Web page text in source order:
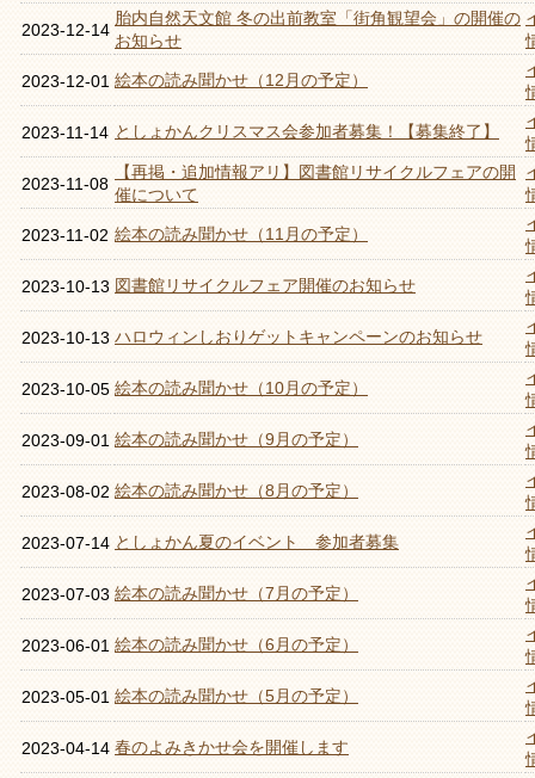
2023-12-14
胎内自然天文館 冬の出前教室「街角観望会」の開催の
お知らせ
2023-12-01 絵本の読み聞かせ（12月の予定）
2023-11-14 としょかんクリスマス会参加者募集！【募集終了】
2023-11-08
【再掲・追加情報アリ】図書館リサイクルフェアの開
催について
2023-11-02 絵本の読み聞かせ（11月の予定）
2023-10-13 図書館リサイクルフェア開催のお知らせ
2023-10-13 ハロウィンしおりゲットキャンペーンのお知らせ
2023-10-05 絵本の読み聞かせ（10月の予定）
2023-09-01 絵本の読み聞かせ（9月の予定）
2023-08-02 絵本の読み聞かせ（8月の予定）
2023-07-14 としょかん夏のイベント 参加者募集
2023-07-03 絵本の読み聞かせ（7月の予定）
2023-06-01 絵本の読み聞かせ（6月の予定）
2023-05-01 絵本の読み聞かせ（5月の予定）
2023-04-14 春のよみきかせ会を開催します